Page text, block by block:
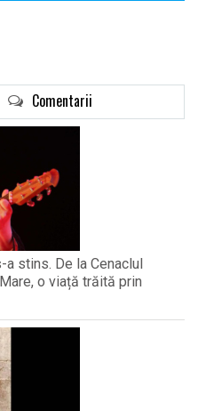
Comentarii
stins. De la Cenaclul
o viață trăită prin